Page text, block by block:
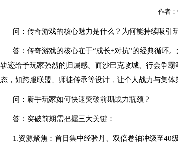
作者
问：传奇游戏的核心魅力是什么？为何能持续吸引
答：传奇游戏的核心在于“成长+对抗”的经典循环
轨迹给予玩家强烈的归属感。而沙巴克攻城、行会争
态，如跨服联盟、师徒传承等设计，让个人战力与集
问：新手玩家如何快速突破前期战力瓶颈？
答：突破前期需把握三大关键：
1.资源聚焦：首日集中经验丹、双倍卷轴冲级至40